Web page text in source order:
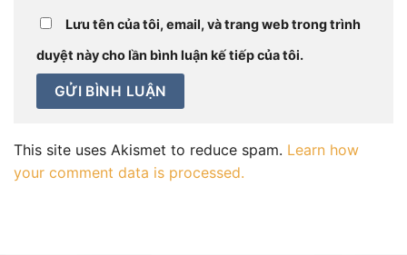
Lưu tên của tôi, email, và trang web trong trình
duyệt này cho lần bình luận kế tiếp của tôi.
This site uses Akismet to reduce spam. Learn how
your comment data is processed.